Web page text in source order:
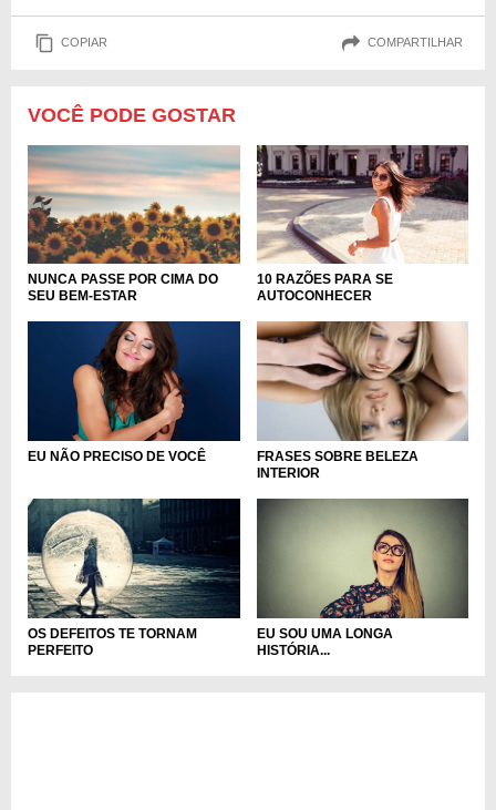
COPIAR COMPARTILHAR
VOCÊ PODE GOSTAR
NUNCA PASSE POR CIMA DO
SEU BEM-ESTAR
10 RAZÕES PARA SE
AUTOCONHECER
EU NÃO PRECISO DE VOCÊ
FRASES SOBRE BELEZA
INTERIOR
OS DEFEITOS TE TORNAM
PERFEITO
EU SOU UMA LONGA
HISTÓRIA...